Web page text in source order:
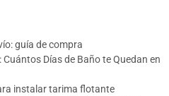
guía de compra
Días de Baño te Quedan en
instalar tarima flotante